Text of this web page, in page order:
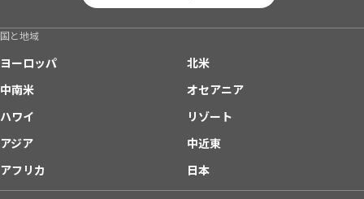
国と地域
ヨーロッパ
北米
中南米
オセアニア
ハワイ
リゾート
アジア
中近東
アフリカ
日本